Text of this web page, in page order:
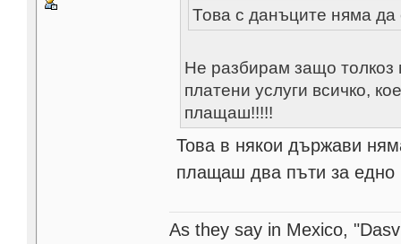
Това с данъците няма
Не разбирам защо толкоз
платени услуги всичко,
плащаш!!!!!
Това в някои държави
плащаш два пъти за
As they say in Mexico,